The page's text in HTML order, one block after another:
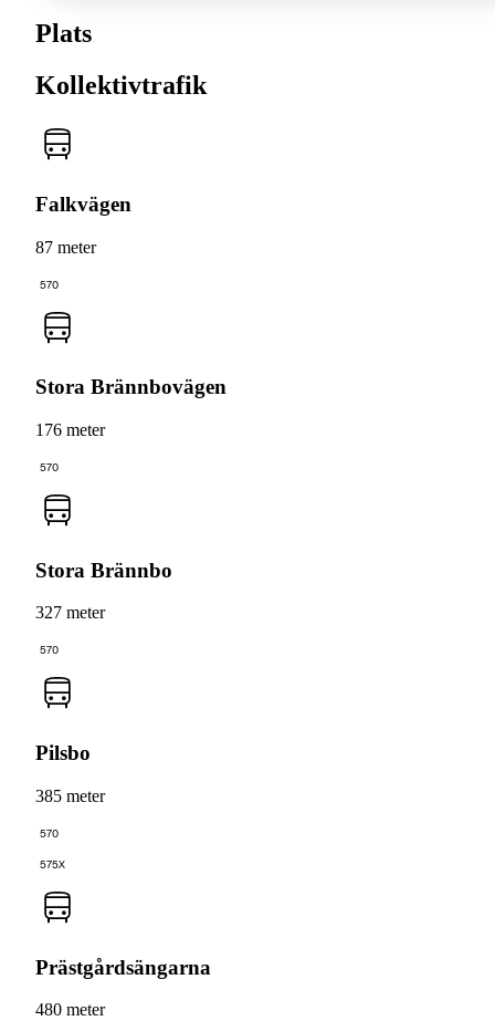
Plats
Kollektivtrafik
Falkvägen
87 meter
570
Stora Brännbovägen
176 meter
570
Stora Brännbo
327 meter
570
Pilsbo
385 meter
570
575X
Prästgårdsängarna
480 meter